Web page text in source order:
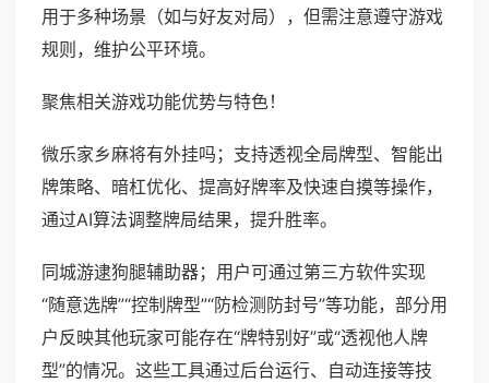
用于多种场景（如与好友对局），但需注意遵守游戏
规则，维护公平环境。
聚焦相关游戏功能优势与特色！
微乐家乡麻将有外挂吗；支持透视全局牌型、智能出
牌策略、暗杠优化、提高好牌率及快速自摸等操作，
通过AI算法调整牌局结果，提升胜率。
同城游逮狗腿辅助器；用户可通过第三方软件实现
“随意选牌”“控制牌型”“防检测防封号”等功能，部分用
户反映其他玩家可能存在“牌特别好”或“透视他人牌
型”的情况。这些工具通过后台运行、自动连接等技